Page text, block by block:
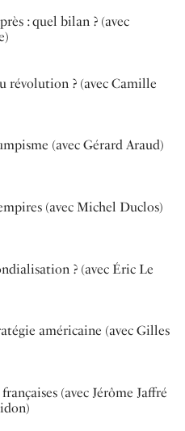
: quel bilan ? (avec
révolution ? (avec Camille
(avec Gérard Araud)
(avec Michel Duclos)
? (avec Éric Le
américaine (avec Gilles
(avec Jérôme Jaffré